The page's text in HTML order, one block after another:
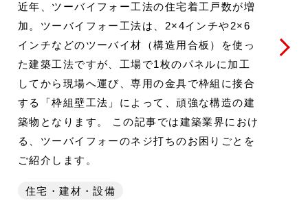
近年、ツーバイフォー工法の住宅着工戸数が増
加。ツーバイフォー工法は、2×4インチや2×6
インチなどのツーバイ材（構造用合板）を使っ
た建築工法ですが、工場で1枚のパネルに加工
してから現場へ運び、専用の金具で枠組に接合
する「枠組壁工法」によって、頑強な構造の建
築物となります。 この記事では建築業界におけ
る、ツーバイフォーのネジ打ちのお困りごとを
ご紹介します。
住宅・建材・設備